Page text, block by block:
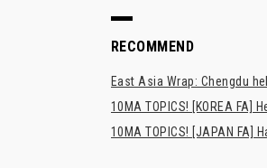
RECOMMEND
East Asia Wrap: Chengdu
10MA TOPICS! [KOREA FA]
10MA TOPICS! [JAPAN